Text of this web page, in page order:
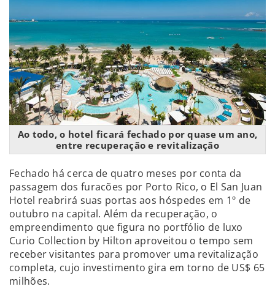
Ao todo, o hotel ficará fechado por quase um ano,
entre recuperação e revitalização
Fechado há cerca de quatro meses por conta da
passagem dos furacões por Porto Rico, o El San Juan
Hotel reabrirá suas portas aos hóspedes em 1º de
outubro na capital. Além da recuperação, o
empreendimento que figura no portfólio de luxo
Curio Collection by Hilton aproveitou o tempo sem
receber visitantes para promover uma revitalização
completa, cujo investimento gira em torno de US$ 65
milhões.